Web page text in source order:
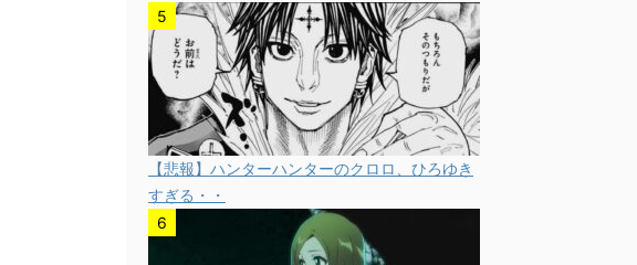
【悲報】ハンターハンターのクロロ、ひろゆき
すぎる・・